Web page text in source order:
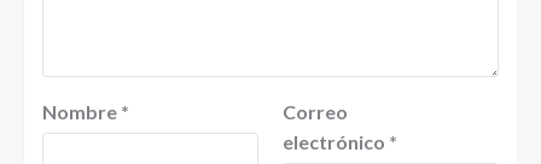
Nombre *
Correo
electrónico *